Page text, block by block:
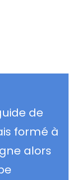
de
formé à
alors